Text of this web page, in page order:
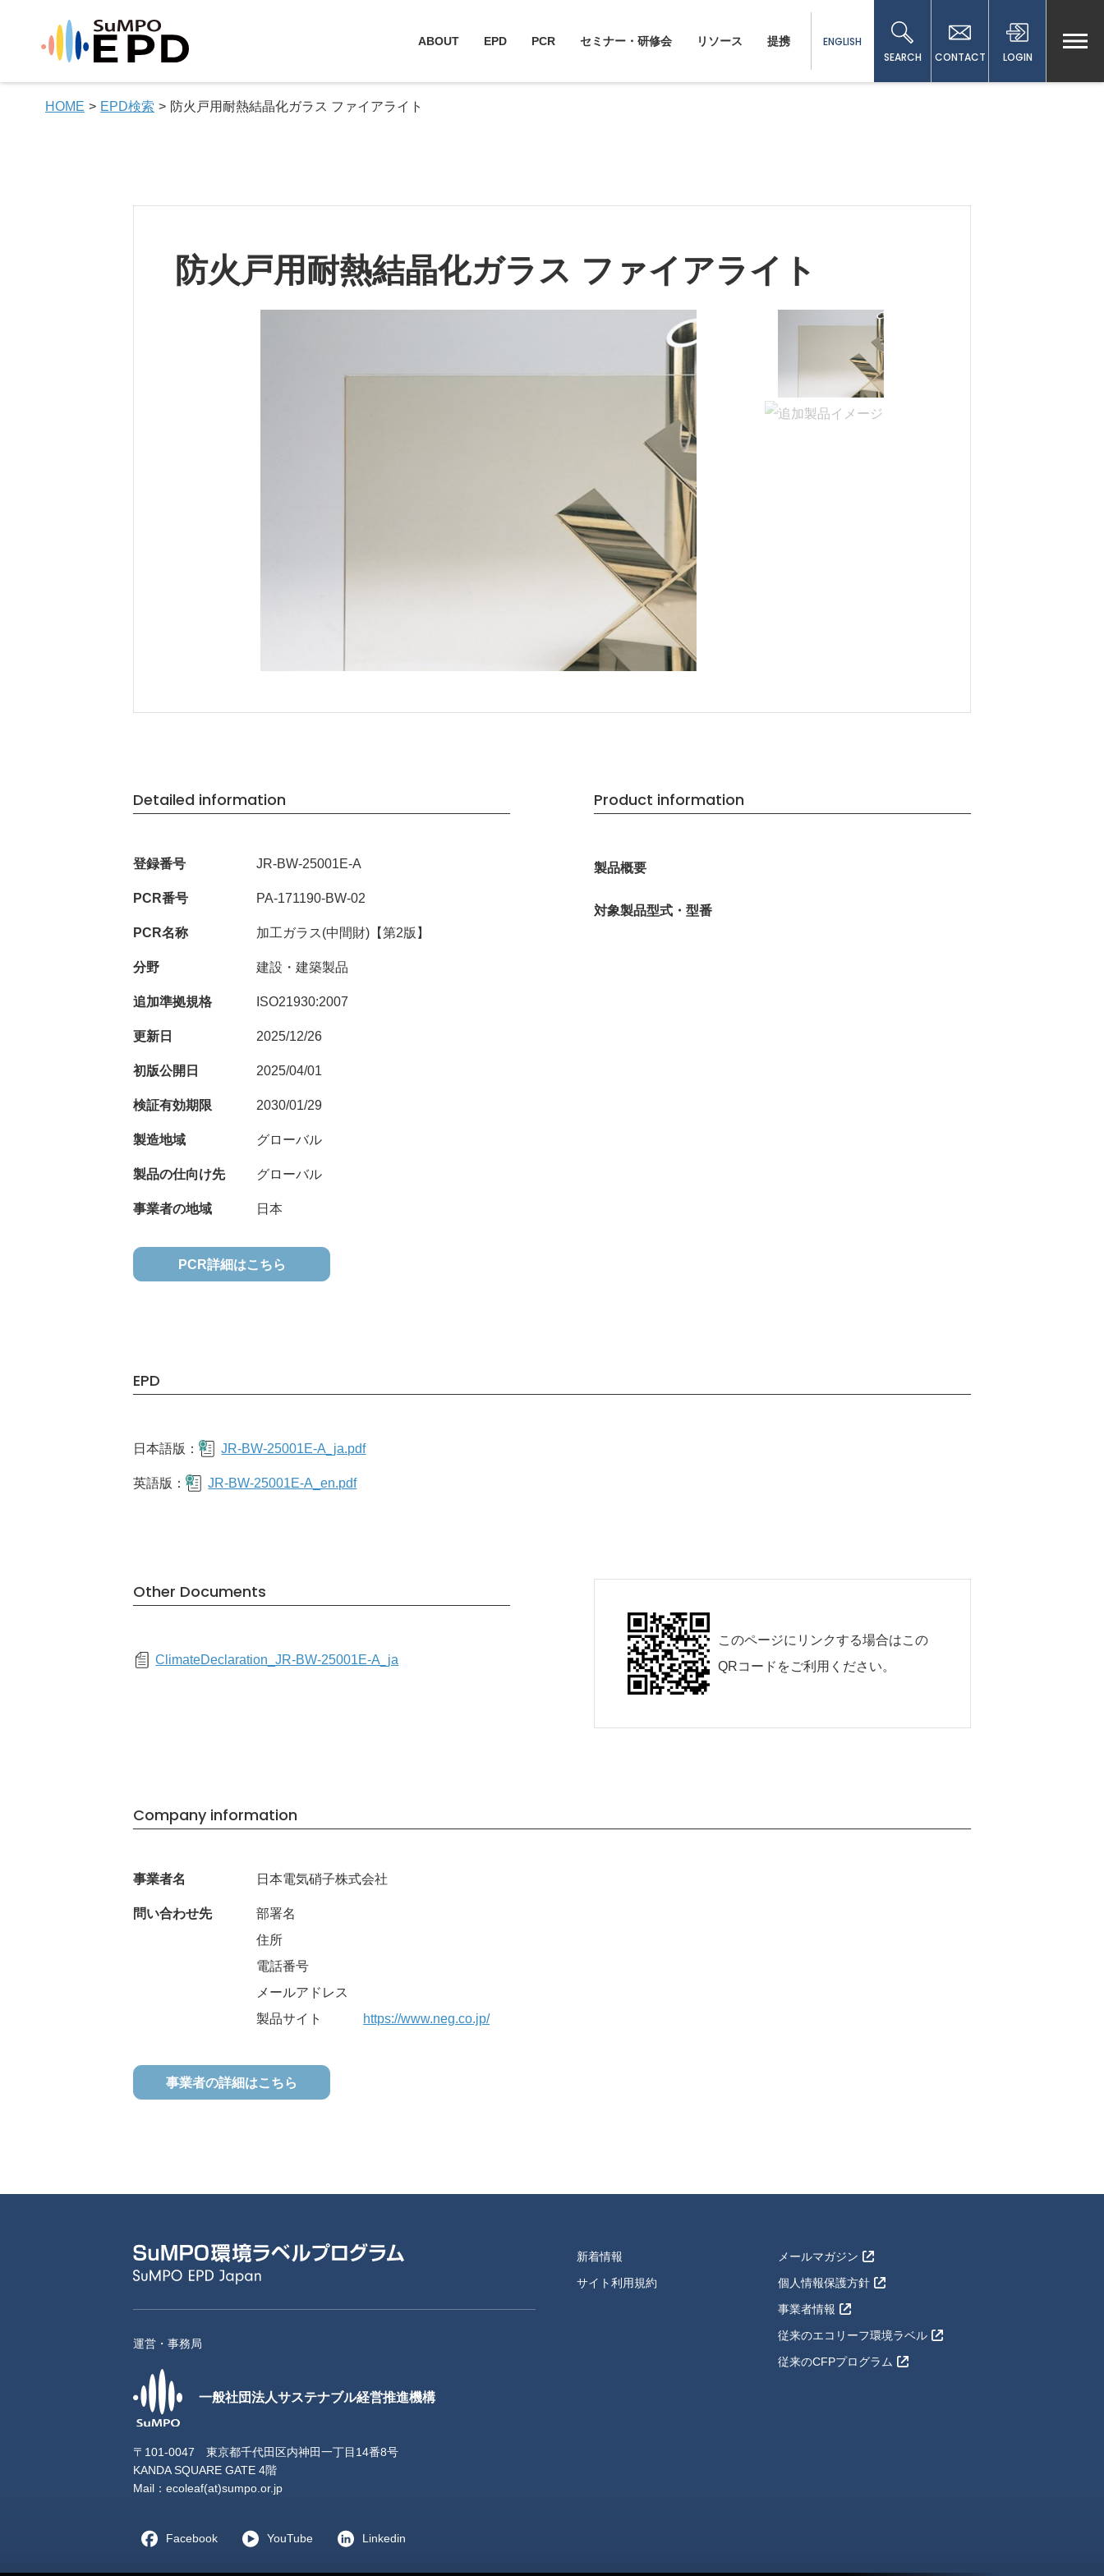
ABOUT EPD PCR セミナー・研修会 リソース 提携
ENGLISH
SEARCH
CONTACT LOGIN
HOME EPD検索 防火戸用耐熱結晶化ガラス ファイアライト
防火戸用耐熱結晶化ガラス ファイアライト
Detailed information
登録番号 JR-BW-25001E-A
PCR番号 PA-171190-BW-02
PCR名称 加工ガラス(中間財)【第2版】
分野 建設・建築製品
追加準拠規格 ISO21930:2007
更新日 2025/12/26
初版公開日 2025/04/01
検証有効期限 2030/01/29
製造地域 グローバル
製品の仕向け先 グローバル
事業者の地域 日本
PCR詳細はこちら
Product information
製品概要
対象製品型式・型番
EPD
日本語版： JR-BW-25001E-A_ja.pdf
英語版： JR-BW-25001E-A_en.pdf
Other Documents
ClimateDeclaration_JR-BW-25001E-A_ja
このページにリンクする場合はこの
QRコードをご利用ください。
Company information
事業者名 日本電気硝子株式会社
問い合わせ先
部署名
住所
電話番号
メールアドレス
製品サイト
https://www.neg.co.jp/
事業者の詳細はこちら
運営・事務局
一般社団法人サステナブル経営推進機構
〒101-0047 東京都千代田区内神田一丁目14番8号
KANDA SQUARE GATE 4階
Mail： ecoleaf(at)sumpo.or.jp
Facebook YouTube Linkedin
新着情報
サイト利用規約
メールマガジン
個人情報保護方針
事業者情報
従来のエコリーフ環境ラベル
従来のCFPプログラム